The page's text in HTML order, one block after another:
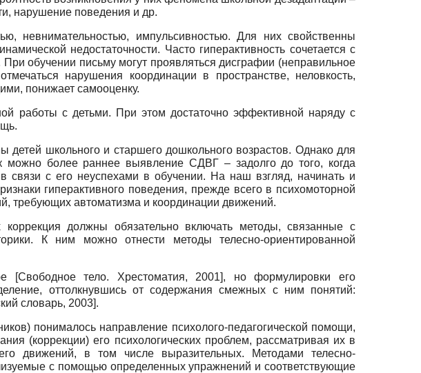
нарушение поведения и др.
невнимательностью, импульсивностью. Для них свойственны
недостаточности. Часто гиперактивность сочетается с
обучении письму могут проявляться дисграфии (неправильное
нарушения координации в пространстве, неловкость,
понижает самооценку.
работы с детьми. При этом достаточно эффективной наряду с
школьного и старшего дошкольного возрастов. Однако для
можно более раннее выявление СДВГ – задолго до того, когда
связи с его неуспехами в обучении. На наш взгляд, начинать и
гиперактивного поведения, прежде всего в психомоторной
требующих автоматизма и координации движений.
должны обязательно включать методы, связанные с
К ним можно отнести методы телесно-ориентированной
[Свободное тело. Хрестоматия, 2001], но формулировки его
оттолкнувшись от содержания смежных с ним понятий:
словарь, 2003].
понималось направление психолого-педагогической помощи,
(коррекции) его психологических проблем, рассматривая их в
движений, в том числе выразительных. Методами телесно-
с помощью определенных упражнений и соответствующие